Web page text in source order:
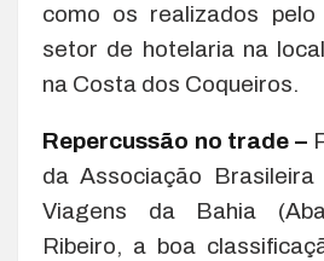
como os realizados
setor de hotelaria na
na Costa dos Coqueiros.
Repercussão no trade –
da Associação
Viagens da Bahia
Ribeiro, a boa